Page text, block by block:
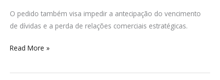
O pedido também visa impedir a antecipação do vencimento
de dívidas e a perda de relações comerciais estratégicas.
acumula
dívida
Read More »